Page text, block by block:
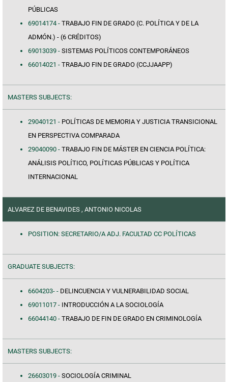
PÚBLICAS
69014174 - TRABAJO FIN DE GRADO (C. POLÍTICA Y DE LA
ADMÓN.) - (6 CRÉDITOS)
69013039 - SISTEMAS POLÍTICOS CONTEMPORÁNEOS
66014021 - TRABAJO FIN DE GRADO (CCJJAAPP)
MASTERS SUBJECTS:
29040121 - POLÍTICAS DE MEMORIA Y JUSTICIA TRANSICIONAL
EN PERSPECTIVA COMPARADA
29040090 - TRABAJO FIN DE MÁSTER EN CIENCIA POLÍTICA:
ANÁLISIS POLÍTICO, POLÍTICAS PÚBLICAS Y POLÍTICA
INTERNACIONAL
ALVAREZ DE BENAVIDES , ANTONIO NICOLAS
POSITION: SECRETARIO/A ADJ. FACULTAD CC POLÍTICAS
GRADUATE SUBJECTS:
6604203- - DELINCUENCIA Y VULNERABILIDAD SOCIAL
69011017 - INTRODUCCIÓN A LA SOCIOLOGÍA
66044140 - TRABAJO DE FIN DE GRADO EN CRIMINOLOGÍA
MASTERS SUBJECTS:
26603019 - SOCIOLOGÍA CRIMINAL